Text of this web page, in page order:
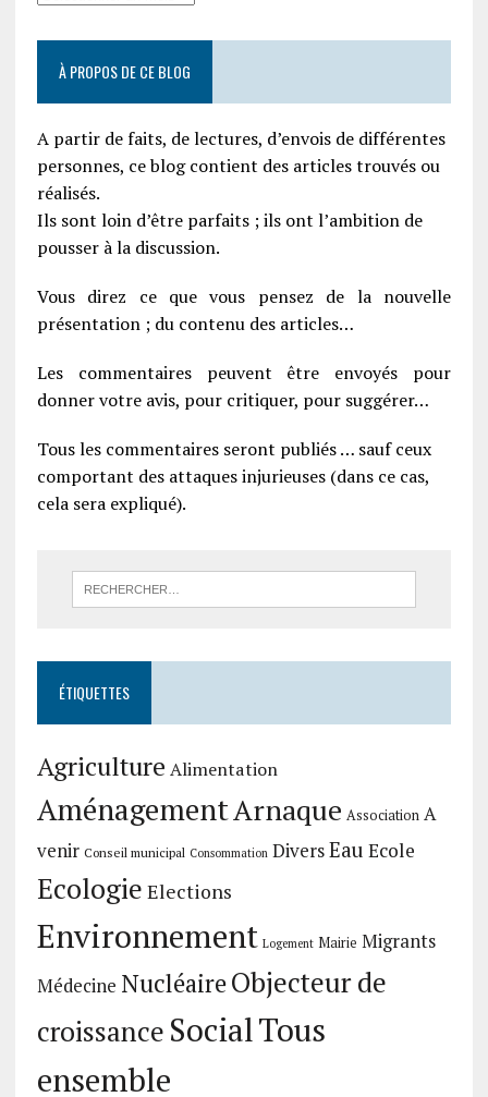
À PROPOS DE CE BLOG
A partir de faits, de lectures, d’envois de différentes
personnes, ce blog contient des articles trouvés ou
réalisés.
Ils sont loin d’être parfaits ; ils ont l’ambition de
pousser à la discussion.
Vous direz ce que vous pensez de la nouvelle
présentation ; du contenu des articles…
Les commentaires peuvent être envoyés pour
donner votre avis, pour critiquer, pour suggérer…
Tous les commentaires seront publiés … sauf ceux
comportant des attaques injurieuses (dans ce cas,
cela sera expliqué).
ÉTIQUETTES
Agriculture Alimentation
AménagementArnaque Association A
venir Conseil municipal Consommation DiversEau Ecole
Ecologie Elections
Environnement Logement Mairie Migrants
Médecine NucléaireObjecteur de
croissance SocialTous
ensemble